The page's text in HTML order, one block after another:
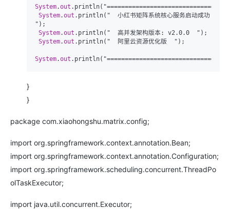
System.out
System.out .println("  小红书矩阵系统核心服务启动成功
");
System.out .println("  高并发架构版本: v2.0.0  ");
System.out .println("  阿里云资源优化版  ");
System.out
}
}
package com.xiaohongshu.matrix.config;
import org.springframework.context.annotation.Bean;
import org.springframework.context.annotation.Configuration;
import org.springframework.scheduling.concurrent.ThreadPo
olTaskExecutor;
import java.util.concurrent.Executor;